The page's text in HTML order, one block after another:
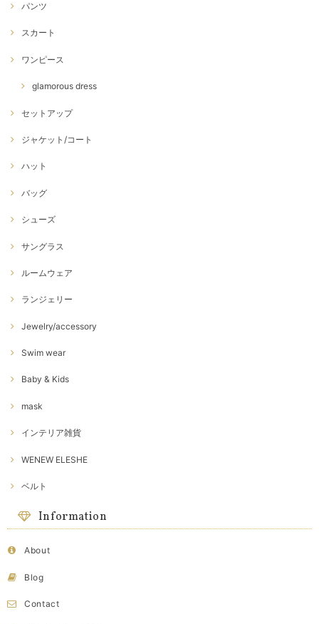
パンツ
スカート
ワンピース
glamorous dress
セットアップ
ジャケット/コート
ハット
バッグ
シューズ
サングラス
ルームウェア
ランジェリー
Jewelry/accessory
Swim wear
Baby & Kids
mask
インテリア雑貨
WENEW ELESHE
ベルト
Information
About
Blog
Contact